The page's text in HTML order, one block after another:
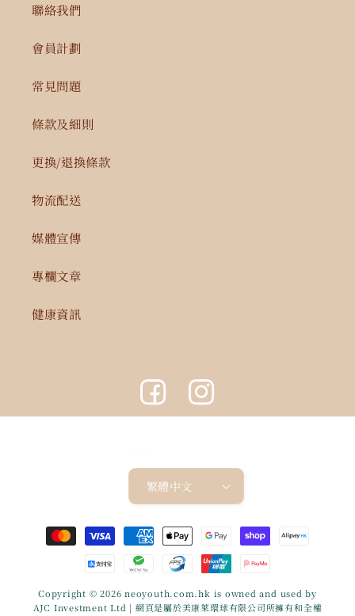
聯絡我們
會員計劃
常見問題
條款及細則
更換/退換條款
物流配送
媒體宣傳
專欄文章
健康資訊
FacebookInstagram
繁體中文
式
Copyright © 2026neoyouth.com.hk is owned and used by
AJC Investment Ltd | 網頁是屬於美康萊環球有限公司所擁有和全權